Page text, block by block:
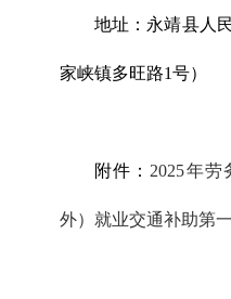
地址：永靖县人
家峡镇多旺路1号）
附件： 2025年
外）就业交通补助第